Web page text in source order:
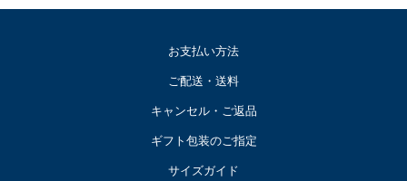
お支払い方法
ご配送・送料
キャンセル・ご返品
ギフト包装のご指定
サイズガイド